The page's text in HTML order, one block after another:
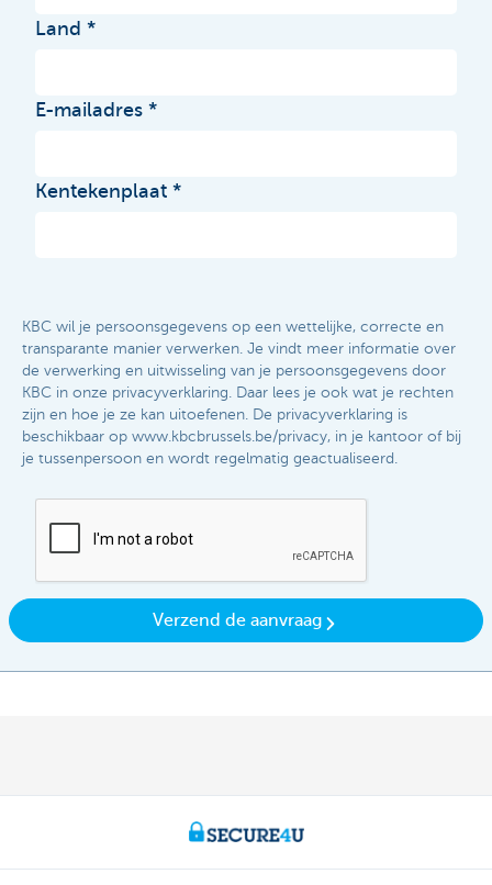
Land
E-mailadres
Kentekenplaat
KBC wil je persoonsgegevens op een wettelijke, correcte en
transparante manier verwerken. Je vindt meer informatie over
de verwerking en uitwisseling van je persoonsgegevens door
KBC in onze privacyverklaring. Daar lees je ook wat je rechten
zijn en hoe je ze kan uitoefenen. De privacyverklaring is
beschikbaar op www.kbcbrussels.be/privacy, in je kantoor of bij
je tussenpersoon en wordt regelmatig geactualiseerd.​​
Verzend de aanvraag